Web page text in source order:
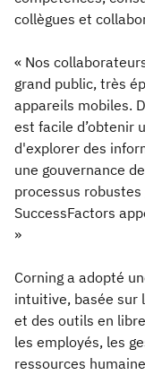
collègues et
« Nos
grand public, très
appareils mobiles.
est facile d’obtenir
d'explorer des
une gouvernance
processus robustes
SuccessFactors
»
Corning a adopté
intuitive, basée sur
et des outils en
les employés, les
ressources